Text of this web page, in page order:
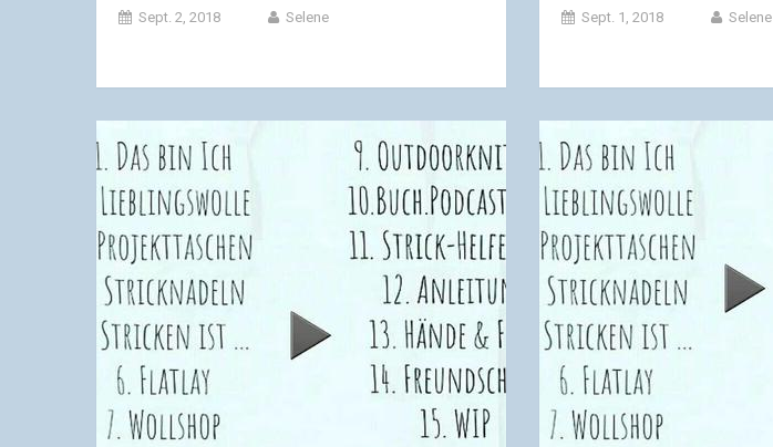
Sept. 2, 2018 Selene Sept. 1, 2018 Selene